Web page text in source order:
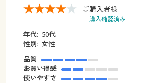
ご購入者様
購入確認済み
年代: 50代
性別: 女性
品質
お買い得感
使いやすさ